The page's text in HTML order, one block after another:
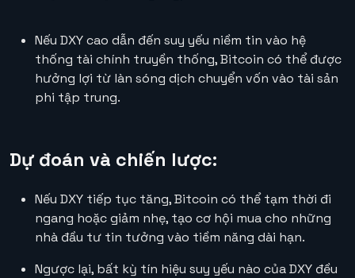
Nếu DXY cao dẫn đến suy yếu niềm tin vào hệ
thống tài chính truyền thống, Bitcoin có thể được
hưởng lợi từ làn sóng dịch chuyển vốn vào tài sản
phi tập trung.
Dự đoán và chiến lược:
Nếu DXY tiếp tục tăng, Bitcoin có thể tạm thời đi
ngang hoặc giảm nhẹ, tạo cơ hội mua cho những
nhà đầu tư tin tưởng vào tiềm năng dài hạn.
Ngược lại, bất kỳ tín hiệu suy yếu nào của DXY đều